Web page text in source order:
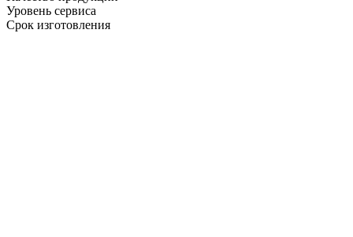
Уровень сервиса
Срок изготовления